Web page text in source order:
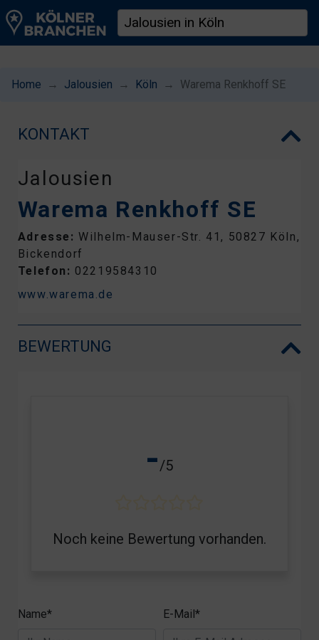
Home Jalousien Köln Warema Renkhoff SE
KONTAKT
Jalousien
Warema Renkhoff SE
Adresse:Wilhelm-Mauser-Str. 41, 50827 Köln,
Bickendorf
Telefon: 02219584310
www.warema.de
BEWERTUNG
-/5
Noch keine Bewertung vorhanden.
Name* E-Mail*